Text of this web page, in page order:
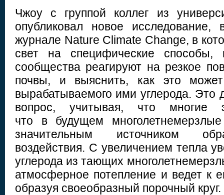
Чжоу с группой коллег из
опубликовал новое исследование,
журнале Nature Climate Change, в
свет на специфические способы,
сообщества реагируют на резкое
почвы, и выяснить, как это
вырабатываемого ими углерода. Это
вопрос, учитывая, что многие
что в будущем
значительным источником
воздействия. С увеличением тепла
углерода из тающих
атмосферное потепление и ведет к
образуя своеобразный порочный круг.